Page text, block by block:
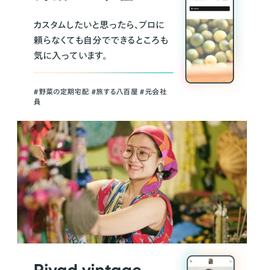
カスタムしたいと思ったら、プロに
頼らなくても自分でできるところも
気に入っています。
＃野菜の定期宅配 ＃旅する八百屋 ＃元会社
員